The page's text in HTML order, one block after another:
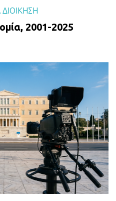
2001-2025